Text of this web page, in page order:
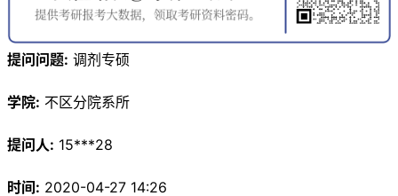
提问问题: 调剂专硕
学院: 不区分院系所
提问人: 15***28
时间: 2020-04-27 14:26